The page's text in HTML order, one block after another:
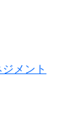
メント